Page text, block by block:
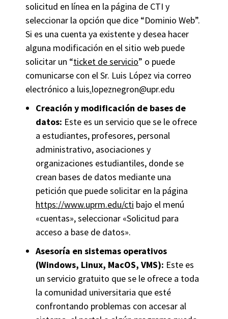
solicitud en línea en la página de CTI y
seleccionar la opción que dice “Dominio Web”.
Si es una cuenta ya existente y desea hacer
alguna modificación en el sitio web puede
solicitar un “ticket de servicio” o puede
comunicarse con el Sr. Luis López via correo
electrónico a luis.lopeznegron@upr.edu
Creación y modificación de bases de
datos: Este es un servicio que se le ofrece
a estudiantes, profesores, personal
administrativo, asociaciones y
organizaciones estudiantiles, donde se
crean bases de datos mediante una
petición que puede solicitar en la página
https://www.uprm.edu/cti bajo el menú
«cuentas», seleccionar «Solicitud para
acceso a base de datos».
Asesoría en sistemas operativos
(Windows, Linux, MacOS, VMS): Este es
un servicio gratuito que se le ofrece a toda
la comunidad universitaria que esté
confrontando problemas con accesar al